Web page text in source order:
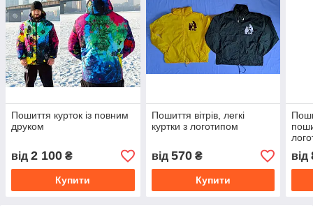
Пошиття курток із повним
друком
від 2 100 ₴
Купити
Пошиття вітрів, легкі
куртки з логотипом
від 570₴
Купити
від